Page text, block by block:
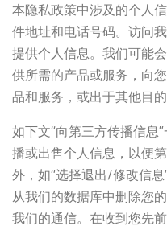
本隐私政策中涉及的个人
件地址和电话号码。访问
提供个人信息。我们可能
供所需的产品或服务，向
品和服务，或出于其他目的
如下文“向第三方传播信息
播或出售个人信息，以便
外，如“选择退出/修改信
从我们的数据库中删除您
我们的通信。在收到您先